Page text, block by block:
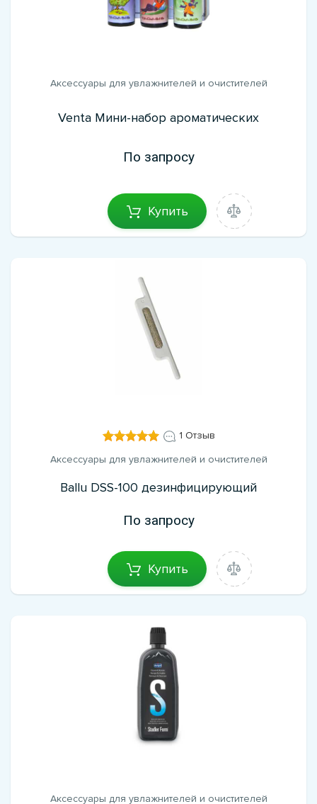
Аксессуары для увлажнителей и очистителей
Venta Мини-набор ароматических
По запросу
Купить
1 Отзыв
Аксессуары для увлажнителей и очистителей
Ballu DSS-100 дезинфицирующий
По запросу
Купить
Аксессуары для увлажнителей и очистителей